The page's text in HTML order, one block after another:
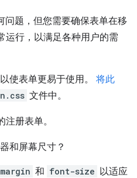
问题，但您需要确保表单在移
运行，以满足各种用户的需
使表单更易于使用。 将此
文件中。
册表单。
和屏幕尺寸？
margin 和 font-size 以适应